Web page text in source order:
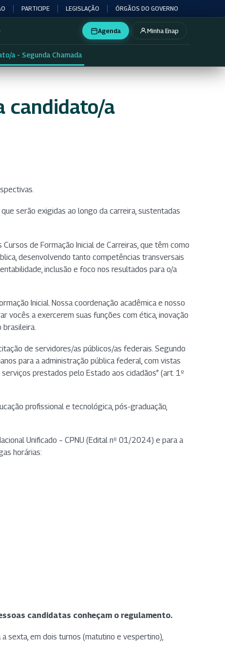
PARTICIPE LEGISLAÇÃO ÓRGÃOS DO GOVERNO
Agenda Minha Enap
a - Segunda Chamada
candidato/a
serão exigidas ao longo da carreira, sustentadas
de Formação Inicial de Carreiras, que têm como
desenvolvendo tanto competências transversais
inclusão e foco nos resultados para o/a
Inicial. Nossa coordenação acadêmica e nosso
vocês a exercerem suas funções com ética, inovação
de servidores/as públicos/as federais. Segundo
para a administração pública federal, com vistas
prestados pelo Estado aos cidadãos” (art. 1º
profissional e tecnológica, pós-graduação,
Unificado – CPNU (Edital nº 01/2024) e para a
horárias:
candidatas conheçam o regulamento.
sexta, em dois turnos (matutino e vespertino),